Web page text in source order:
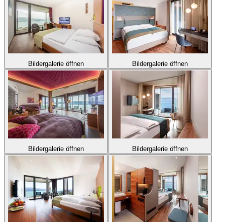
Bildergalerie öffnen Bildergalerie öffnen
Bildergalerie öffnen Bildergalerie öffnen